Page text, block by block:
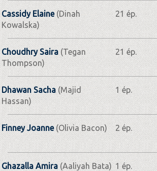
Cassidy Elaine(Dinah
Kowalska)
21 ép.
Choudhry Saira(Tegan
Thompson)
21 ép.
Dhawan Sacha (Majid
Hassan)
1 ép.
Finney Joanne(Olivia Bacon) 2 ép.
Ghazalla Amira (Aaliyah Bata) 1 ép.